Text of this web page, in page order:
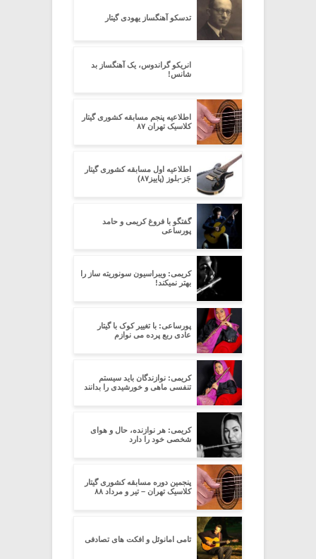
تدسکو آهنگساز یهودی گیتار
انریکو گراندوس، یک آهنگساز بد
شانس!
اطلاعیه پنجم مسابقه کشوری گیتار
کلاسیک تهران ۸۷
اطلاعیه اول مسابقه کشوری گیتار
جَز-بلوز (پاییز۸۷)
گفتگو با فروغ کریمی و حامد
پورساعی
کریمی: ویبراسیون سونوریته ساز را
بهتر نمیکند!
پورساعی: با تغییر کوک با گیتار
عادی ربع پرده می نوازم
کریمی: نوازندگان باید سیستم
تنفسی ماهی و خورشیدی را بدانند
کریمی: هر نوازنده، حال و هوای
شخصی خود را دارد
پنجمین دوره مسابقه کشوری گیتار
کلاسیک تهران – تیر و مرداد ۸۸
تامی امانوئل و افکت های تصادفی